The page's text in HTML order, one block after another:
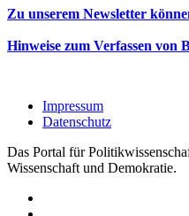
Zu unserem Newsletter
Hinweise zum Verfassen von
Impressum
Datenschutz
Das Portal für
Wissenschaft und Demokratie.